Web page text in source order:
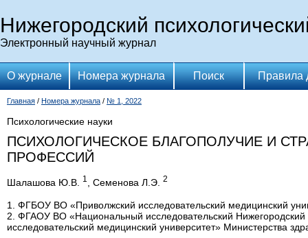
Нижегородский
Электронный научный журнал
О журнале Номера журнала Поиск Правила
Главная / Номера журнала / № 1, 2022
Психологические науки
ПСИХОЛОГИЧЕСКОЕ БЛАГОПОЛУЧИЕ И
ПРОФЕССИЙ
Шалашова Ю.В. 1 , Семенова Л.Э. 2
1. ФГБОУ ВО «Приволжский исследовательский медицинский
2. ФГАОУ ВО «Национальный исследовательский
исследовательский медицинский университет» Министерства